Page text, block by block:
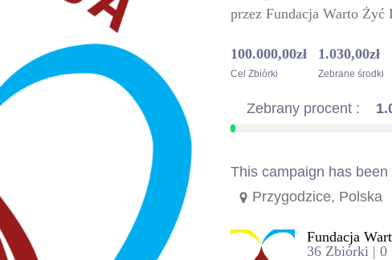
przezFundacja Warto Żyć
100.000,00zł
Cel Zbiórki
1.030,00zł
Zebrane środki
Zebrany procent :
This campaign has
Przygodzice, Polska
Fundacja
36 Zbiórki | 0